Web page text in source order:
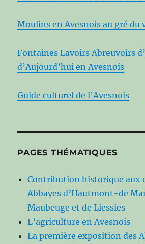
Moulins en Avesnois au gré du
Fontaines Lavoirs Abreuvoirs
d’Aujourd’hui en Avesnois
Guide culturel de l’Avesnois
PAGES THÉMATIQUES
Contribution historique aux
Abbayes d’Hautmont-de
Maubeuge et de Liessies
L’agriculture en Avesnois
La première exposition des